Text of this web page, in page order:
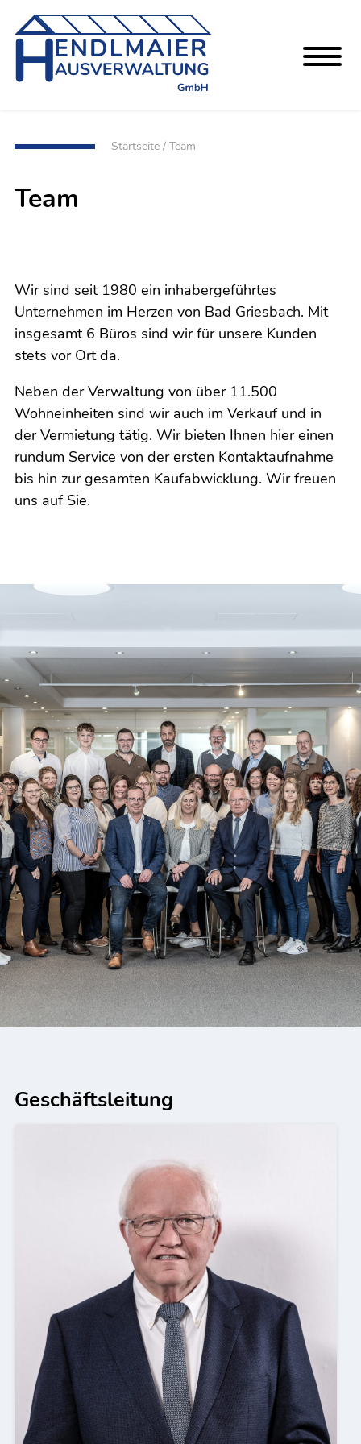
Startseite / Team
Team
Wir sind seit 1980 ein inhabergeführtes
Unternehmen im Herzen von Bad Griesbach. Mit
insgesamt 6 Büros sind wir für unsere Kunden
stets vor Ort da.
Neben der Verwaltung von über 11.500
Wohneinheiten sind wir auch im Verkauf und in
der Vermietung tätig. Wir bieten Ihnen hier einen
rundum Service von der ersten Kontaktaufnahme
bis hin zur gesamten Kaufabwicklung. Wir freuen
uns auf Sie.
Geschäftsleitung